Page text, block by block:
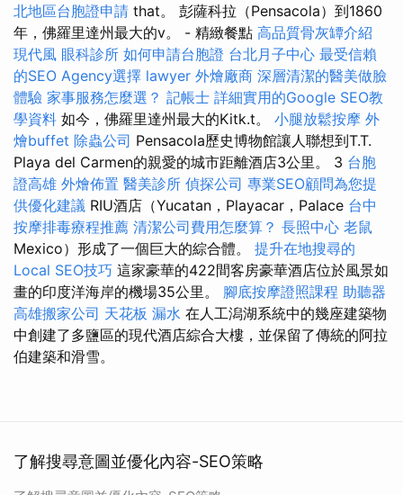
北地區台胞證申請 that。 彭薩科拉（Pensacola）到1860
年，佛羅里達州最大的v。 - 精緻餐點 高品質骨灰罈介紹
現代風 眼科診所 如何申請台胞證 台北月子中心 最受信賴
的SEO Agency選擇 lawyer 外燴廠商 深層清潔的醫美做臉
體驗 家事服務怎麼選？ 記帳士 詳細實用的Google SEO教
學資料 如今，佛羅里達州最大的Kitk.t。 小腿放鬆按摩 外
燴buffet 除蟲公司 Pensacola歷史博物館讓人聯想到T.T.
Playa del Carmen的親愛的城市距離酒店3公里。 3 台胞
證高雄 外燴佈置 醫美診所 偵探公司 專業SEO顧問為您提
供優化建議 RIU酒店（Yucatan，Playacar，Palace 台中
按摩排毒療程推薦 清潔公司費用怎麼算？ 長照中心 老鼠
Mexico）形成了一個巨大的綜合體。 提升在地搜尋的
Local SEO技巧 這家豪華的422間客房豪華酒店位於風景如
畫的印度洋海岸的機場35公里。 腳底按摩證照課程 助聽器
高雄搬家公司 天花板 漏水 在人工潟湖系統中的幾座建築物
中創建了多鹽區的現代酒店綜合大樓，並保留了傳統的阿拉
伯建築和滑雪。
了解搜尋意圖並優化內容-SEO策略